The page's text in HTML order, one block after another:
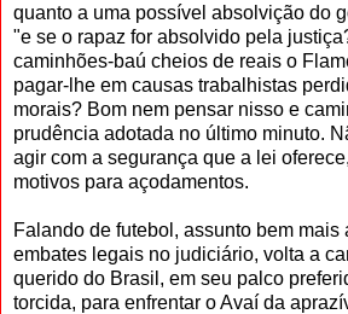
quanto a uma possível absolvição do
"e se o rapaz for absolvido pela
caminhões-baú cheios de reais o
pagar-lhe em causas trabalhistas
morais? Bom nem pensar nisso e
prudência adotada no último minuto.
agir com a segurança que a lei
motivos para açodamentos.
Falando de futebol, assunto bem mais
embates legais no judiciário, volta a
querido do Brasil, em seu palco
torcida, para enfrentar o Avaí da